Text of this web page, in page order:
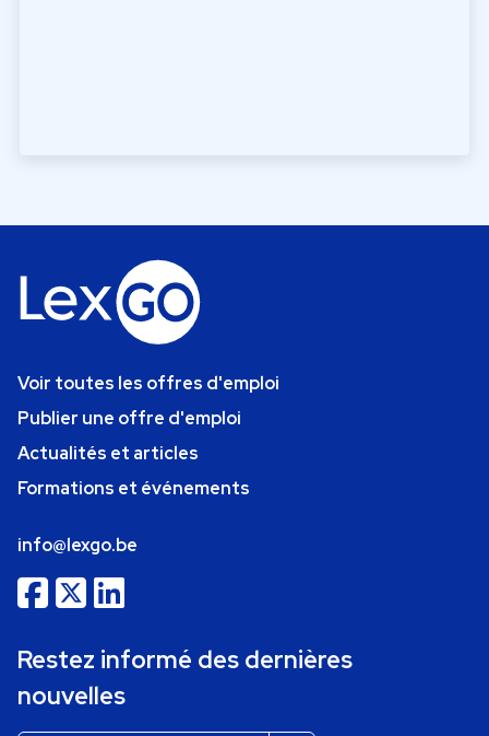
Voir toutes les offres d'emploi
Publier une offre d'emploi
Actualités et articles
Formations et événements
info@lexgo.be
Restez informé des dernières
nouvelles